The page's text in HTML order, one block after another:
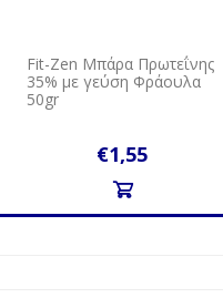
Fit-Zen Μπάρα Πρωτεΐνης
35% με γεύση Φράουλα
50gr
€1,55